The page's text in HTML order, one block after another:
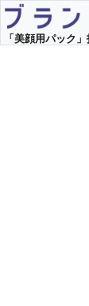
「美顔用パック